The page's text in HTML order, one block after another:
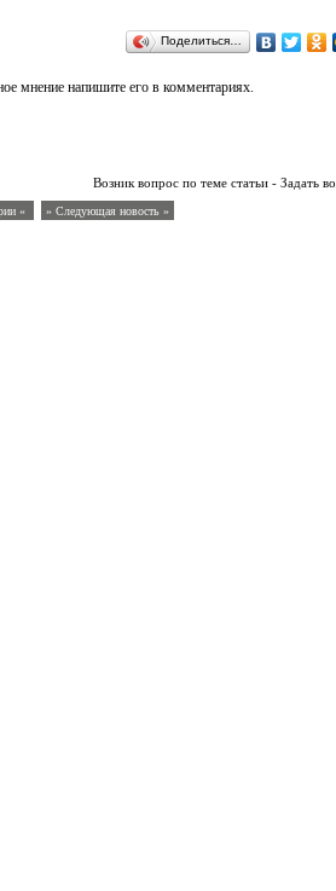
Поделиться…
мнение напишите его в комментариях.
Возник вопрос по теме статьи - Задать
« » Следующая новость »